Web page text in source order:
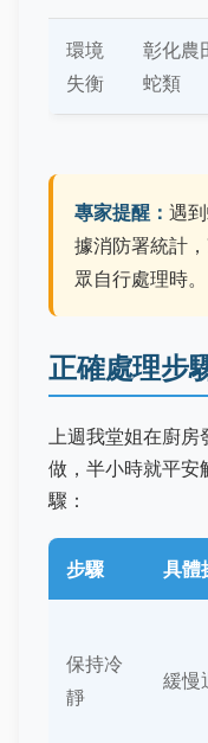
環境
失衡
彰化農
蛇類
專家提醒： 遇
據消防署統計
眾自行處理時。
正確處理步
上週我堂姐在廚房
做，半小時就平安
驟：
步驟 具體
保持冷
靜
緩慢